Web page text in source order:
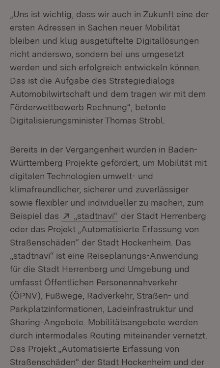
„Uns ist wichtig, dass wir auch in Zukunft eine der
ersten Adressen in Sachen neuer Mobilität
bleiben und klug ausgetüftelte Digitallösungen
nicht anderswo, sondern bei uns umgesetzt
werden und sich erfolgreich entwickeln können.
Das ist die Aufgabe des Strategiedialogs
Automobilwirtschaft und dem tragen wir mit dem
Förderwettbewerb Rechnung“, betonte
Digitalisierungsminister Thomas Strobl.
Bereits in der Vergangenheit wurden in Baden-
Württemberg Projekte gefördert, um Mobilität mit
digitalen Technologien umwelt- und
klimafreundlicher, sicherer und zuverlässiger
sowie flexibler und individueller zu machen, zum
Beispiel das
Extern:
„stadtnavi“ (Öffnet in neuem
der Stadt Herrenberg
oder das Projekt „Automatisierte Erfassung von
Straßenschäden“ der Stadt Hockenheim. Das
„stadtnavi“ ist eine Reiseplanungs-Anwendung
für die Stadt Herrenberg und Umgebung und
umfasst Öffentlichen Personennahverkehr
(ÖPNV), Fußwege, Radverkehr, Straßen- und
Parkplatzinformationen, Ladeinfrastruktur und
Sharing-Angebote. Mobilitätsangebote werden
durch intermodales Routing miteinander vernetzt.
Das Projekt „Automatisierte Erfassung von
Straßenschäden“ der Stadt Hockenheim und der